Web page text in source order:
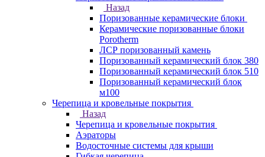
Назад
Поризованные керамические блоки
Керамические поризованные блоки
Porotherm
ЛСР поризованный камень
Поризованный керамический блок 380
Поризованный керамический блок 510
Поризованный керамический блок
м100
Черепица и кровельные покрытия
Назад
Черепица и кровельные покрытия
Аэраторы
Водосточные системы для крыши